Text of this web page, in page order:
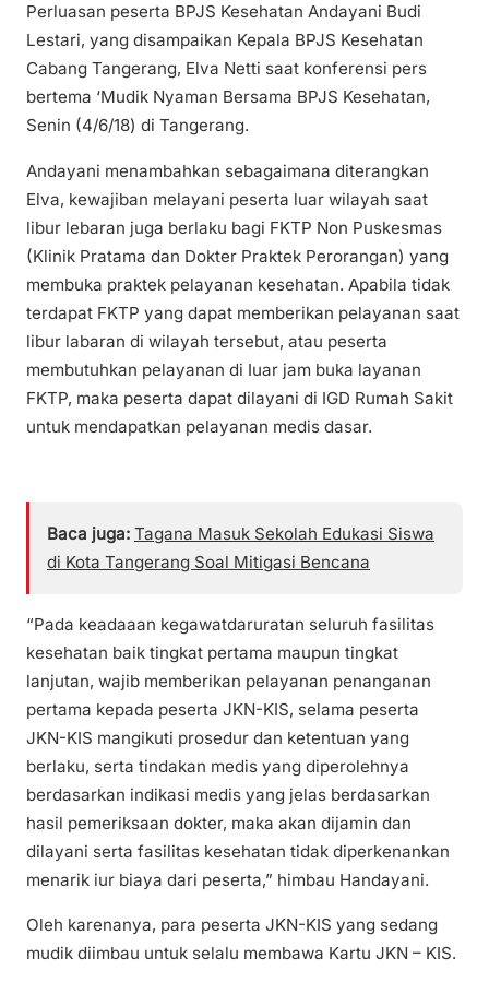
Perluasan peserta BPJS Kesehatan Andayani Budi
Lestari, yang disampaikan Kepala BPJS Kesehatan
Cabang Tangerang, Elva Netti saat konferensi pers
bertema ‘Mudik Nyaman Bersama BPJS Kesehatan,
Senin (4/6/18) di Tangerang.
Andayani menambahkan sebagaimana diterangkan
Elva, kewajiban melayani peserta luar wilayah saat
libur lebaran juga berlaku bagi FKTP Non Puskesmas
(Klinik Pratama dan Dokter Praktek Perorangan) yang
membuka praktek pelayanan kesehatan. Apabila tidak
terdapat FKTP yang dapat memberikan pelayanan saat
libur labaran di wilayah tersebut, atau peserta
membutuhkan pelayanan di Iuar jam buka layanan
FKTP, maka peserta dapat dilayani di IGD Rumah Sakit
untuk mendapatkan pelayanan medis dasar.
Baca juga: Tagana Masuk Sekolah Edukasi Siswa
di Kota Tangerang Soal Mitigasi Bencana
“Pada keadaaan kegawatdaruratan seluruh fasilitas
kesehatan baik tingkat pertama maupun tingkat
lanjutan, wajib memberikan pelayanan penanganan
pertama kepada peserta JKN-KIS, selama peserta
JKN-KIS mangikuti prosedur dan ketentuan yang
berlaku, serta tindakan medis yang diperolehnya
berdasarkan indikasi medis yang jelas berdasarkan
hasil pemeriksaan dokter, maka akan dijamin dan
dilayani serta fasilitas kesehatan tidak diperkenankan
menarik iur biaya dari peserta,” himbau Handayani.
Oleh karenanya, para peserta JKN-KIS yang sedang
mudik diimbau untuk selalu membawa Kartu JKN – KIS.